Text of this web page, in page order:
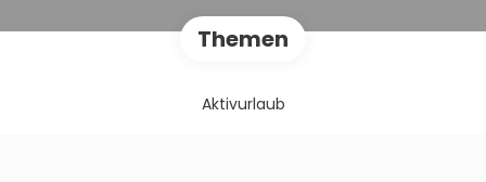
Themen
Aktivurlaub